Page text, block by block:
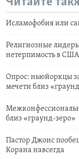
Исламофобия или
Религиозные
нетерпимость в США
Опрос: ньюйоркцы
мечети близ
близ «граунд-зеро»
Пастор Джонс
Корана навсегда